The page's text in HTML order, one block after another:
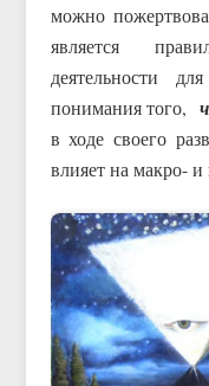
можно
является
деятельности
понимания того,
в ходе своего
влияет на макро- и